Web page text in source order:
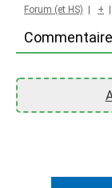
Forum (et HS) +